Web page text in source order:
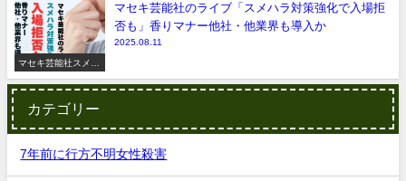
マセキ芸能社スメハ
マセキ芸能社のライブ「スメハラ対策強化で入場拒
否も」香りマナー他社・他業界も導入か
2025.08.11
カテゴリー
7年前に行方不明女性殺害